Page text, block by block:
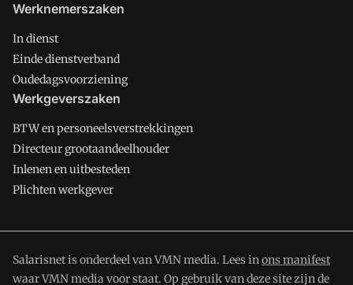
Werknemerszaken
In dienst
Einde dienstverband
Oudedagsvoorziening
Werkgeverszaken
BTW en personeelsverstrekkingen
Directeur grootaandeelhouder
Inlenen en uitbesteden
Plichten werkgever
Salarisnet is onderdeel van VMN media. Lees inons manifest
waar VMN media voor staat. Op gebruik van deze site zijn de